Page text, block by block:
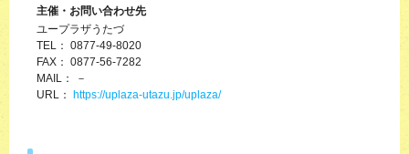
主催・お問い合わせ先
ユープラザうたづ
TEL： 0877-49-8020
FAX： 0877-56-7282
MAIL： －
URL： https://uplaza-utazu.jp/uplaza/